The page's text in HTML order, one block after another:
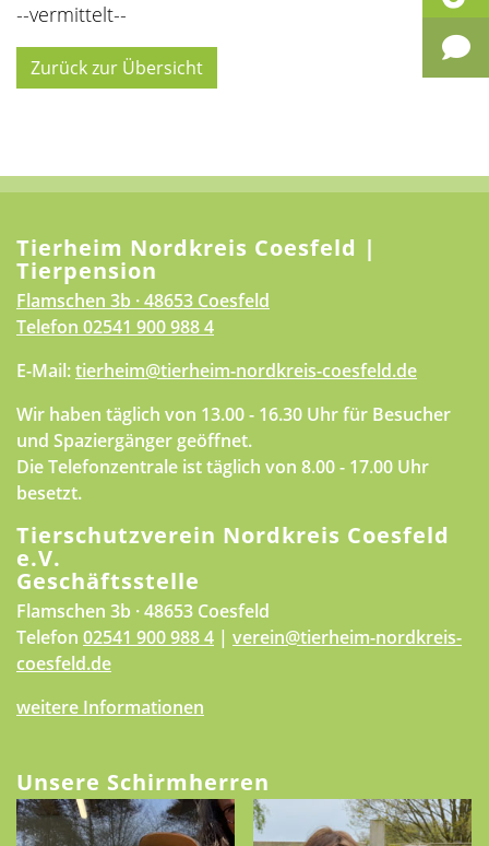
--vermittelt--
Zurück zur Übersicht
Tierheim Nordkreis Coesfeld |
Tierpension
Flamschen 3b · 48653 Coesfeld
Telefon 02541 900 988 4
E-Mail:tierheim@tierheim-nordkreis-coesfeld.de
Wir haben täglich von 13.00 - 16.30 Uhr für Besucher
und Spaziergänger geöffnet.
Die Telefonzentrale ist täglich von 8.00 - 17.00 Uhr
besetzt.
Tierschutzverein Nordkreis Coesfeld
e.V.
Geschäftsstelle
Flamschen 3b · 48653 Coesfeld
Telefon 02541 900 988 4 | verein@tierheim-nordkreis-
coesfeld.de
weitere Informationen
Unsere Schirmherren